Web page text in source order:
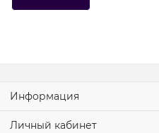
Информация
Личный кабинет